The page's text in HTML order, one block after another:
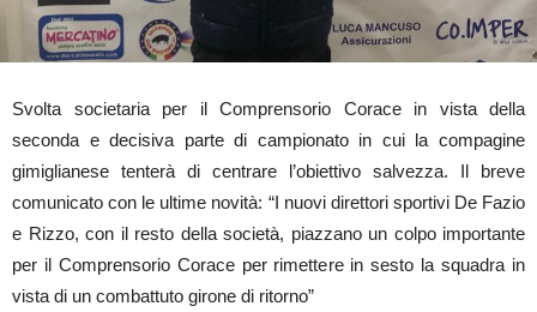
Svolta societaria per il Comprensorio Corace in vista della
seconda e decisiva parte di campionato in cui la compagine
gimiglianese tenterà di centrare l’obiettivo salvezza. Il breve
comunicato con le ultime novità: “I nuovi direttori sportivi De Fazio
e Rizzo, con il resto della società, piazzano un colpo importante
per il Comprensorio Corace per rimettere in sesto la squadra in
vista di un combattuto girone di ritorno”